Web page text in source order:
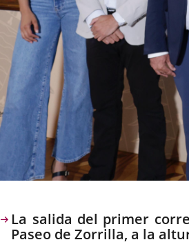
Descripción
La salida del primer
Paseo de Zorrilla, a la